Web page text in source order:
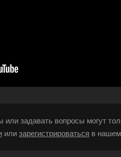
задавать вопросы могут
или зарегистрироваться в нашем